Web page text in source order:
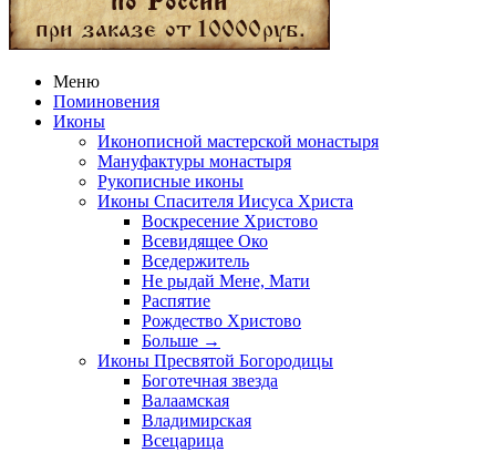
Меню
Поминовения
Иконы
Иконописной мастерской монастыря
Мануфактуры монастыря
Рукописные иконы
Иконы Спасителя Иисуса Христа
Воскресение Христово
Всевидящее Око
Вседержитель
Не рыдай Мене, Мати
Распятие
Рождество Христово
Больше →
Иконы Пресвятой Богородицы
Боготечная звезда
Валаамская
Владимирская
Всецарица